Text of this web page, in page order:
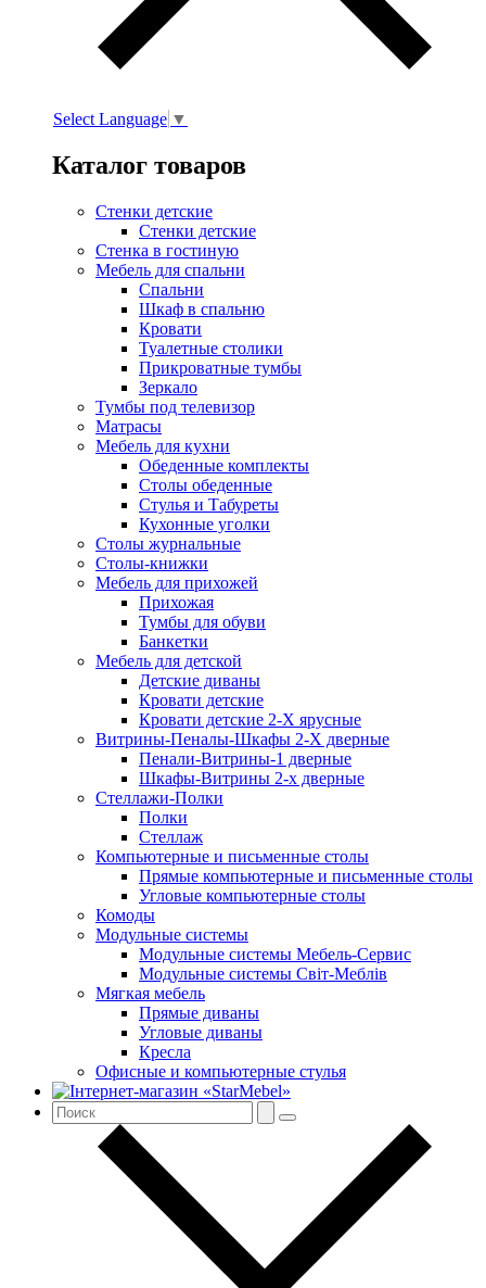
Select Language ▼
Каталог товаров
Стенки детские
Стенки детские
Стенка в гостиную
Мебель для спальни
Спальни
Шкаф в спальню
Кровати
Туалетные столики
Прикроватные тумбы
Зеркало
Тумбы под телевизор
Матрасы
Мебель для кухни
Обеденные комплекты
Столы обеденные
Стулья и Табуреты
Кухонные уголки
Столы журнальные
Столы-книжки
Мебель для прихожей
Прихожая
Тумбы для обуви
Банкетки
Мебель для детской
Детские диваны
Кровати детские
Кровати детские 2-Х ярусные
Витрины-Пеналы-Шкафы 2-Х дверные
Пенали-Витрины-1 дверные
Шкафы-Витрины 2-х дверные
Стеллажи-Полки
Полки
Стеллаж
Компьютерные и письменные столы
Прямые компьютерные и письменные столы
Угловые компьютерные столы
Комоды
Модульные системы
Модульные системы Мебель-Сервис
Модульные системы Світ-Meблів
Мягкая мебель
Прямые диваны
Угловые диваны
Кресла
Офисные и компьютерные стулья